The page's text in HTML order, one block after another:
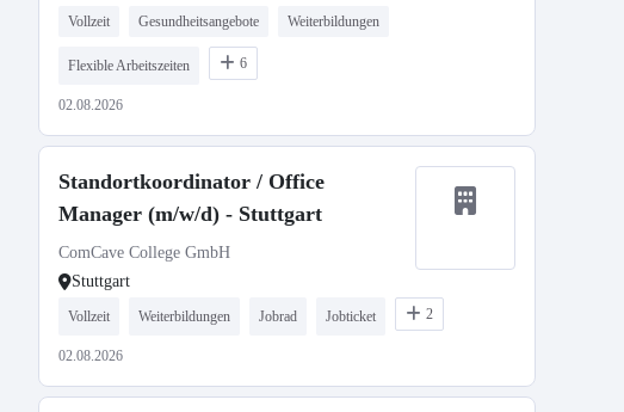
Vollzeit Gesundheitsangebote Weiterbildungen
Flexible Arbeitszeiten 6
02.08.2026
Standortkoordinator / Office
Manager (m/w/d) - Stuttgart
ComCave College GmbH
Stuttgart
Vollzeit Weiterbildungen Jobrad Jobticket 2
02.08.2026